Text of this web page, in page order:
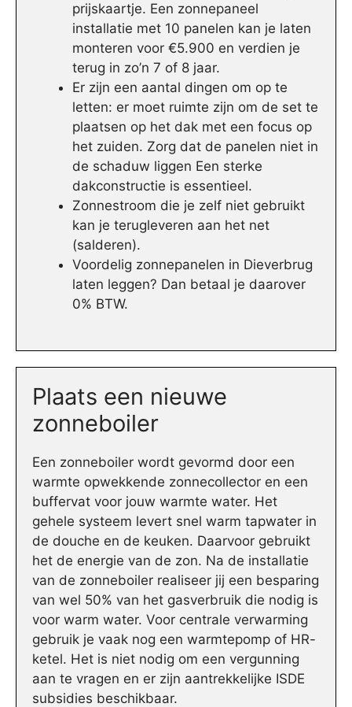
prijskaartje. Een zonnepaneel
installatie met 10 panelen kan je laten
monteren voor €5.900 en verdien je
terug in zo’n 7 of 8 jaar.
Er zijn een aantal dingen om op te
letten: er moet ruimte zijn om de set te
plaatsen op het dak met een focus op
het zuiden. Zorg dat de panelen niet in
de schaduw liggen Een sterke
dakconstructie is essentieel.
Zonnestroom die je zelf niet gebruikt
kan je terugleveren aan het net
(salderen).
Voordelig zonnepanelen in Dieverbrug
laten leggen? Dan betaal je daarover
0% BTW.
Plaats een nieuwe
zonneboiler
Een zonneboiler wordt gevormd door een
warmte opwekkende zonnecollector en een
buffervat voor jouw warmte water. Het
gehele systeem levert snel warm tapwater in
de douche en de keuken. Daarvoor gebruikt
het de energie van de zon. Na de installatie
van de zonneboiler realiseer jij een besparing
van wel 50% van het gasverbruik die nodig is
voor warm water. Voor centrale verwarming
gebruik je vaak nog een warmtepomp of HR-
ketel. Het is niet nodig om een vergunning
aan te vragen en er zijn aantrekkelijke ISDE
subsidies beschikbaar.